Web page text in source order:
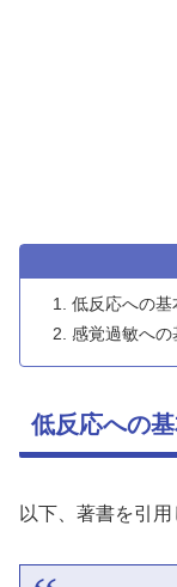
低反応への基
感覚過敏への
低反応への
以下、著書を引用